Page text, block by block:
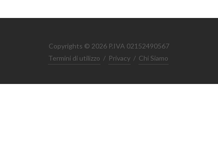
Copyrights © 2026 P.IVA 02152490567
Termini di utilizzo / Privacy / Chi Siamo